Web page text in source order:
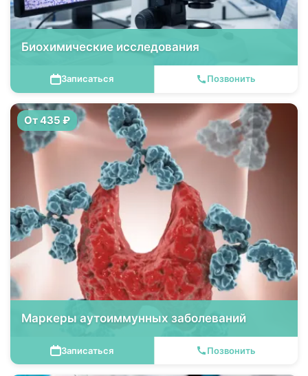
Биохимические исследования
Записаться Позвонить
От 435 ₽
Маркеры аутоиммунных заболеваний
Записаться Позвонить